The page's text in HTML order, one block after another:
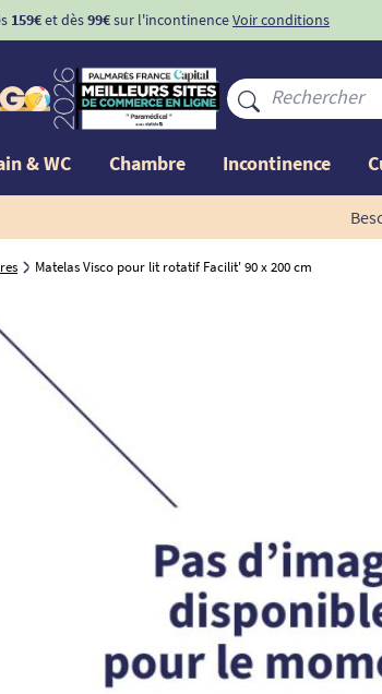
159€et dès99€sur l'incontinenceVoir conditions
& WC Chambre Incontinence
Matelas Visco pour lit rotatif Facilit' 90 x 200 cm